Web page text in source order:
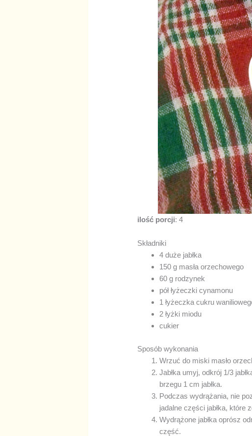
ilość porcji: 4
Składniki
4 duże jabłka
150 g masła orzechowego
60 g rodzynek
pół łyżeczki cynamonu
1 łyżeczka cukru
2 łyżki miodu
cukier
Sposób wykonania
Wrzuć do miski masło
Jabłka umyj, odkrój 1/3
brzegu 1 cm jabłka.
Podczas wydrążania, nie
jadalne części jabłka, które
Wydrążone jabłka oprósz
część.